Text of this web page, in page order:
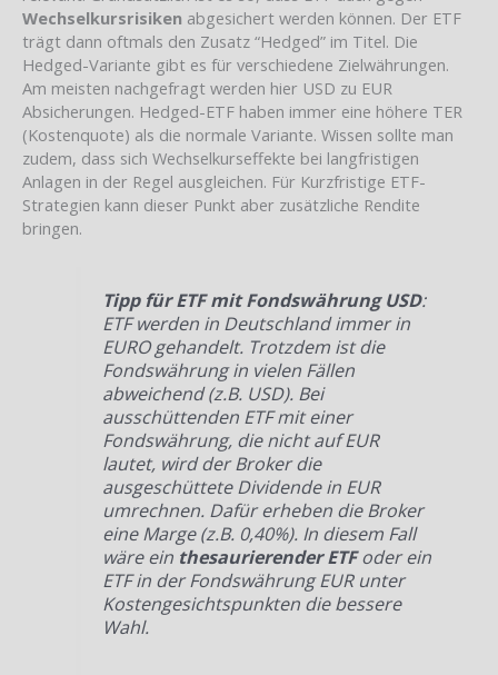
Wechselkursrisiken abgesichert werden können. Der ETF
trägt dann oftmals den Zusatz “Hedged” im Titel. Die
Hedged-Variante gibt es für verschiedene Zielwährungen.
Am meisten nachgefragt werden hier USD zu EUR
Absicherungen. Hedged-ETF haben immer eine höhere TER
(Kostenquote) als die normale Variante. Wissen sollte man
zudem, dass sich Wechselkurseffekte bei langfristigen
Anlagen in der Regel ausgleichen. Für Kurzfristige ETF-
Strategien kann dieser Punkt aber zusätzliche Rendite
bringen.
Tipp für ETF mit Fondswährung USD:
ETF werden in Deutschland immer in
EURO gehandelt. Trotzdem ist die
Fondswährung in vielen Fällen
abweichend (z.B. USD). Bei
ausschüttenden ETF mit einer
Fondswährung, die nicht auf EUR
lautet, wird der Broker die
ausgeschüttete Dividende in EUR
umrechnen. Dafür erheben die Broker
eine Marge (z.B. 0,40%). In diesem Fall
wäre ein thesaurierender ETFoder ein
ETF in der Fondswährung EUR unter
Kostengesichtspunkten die bessere
Wahl.